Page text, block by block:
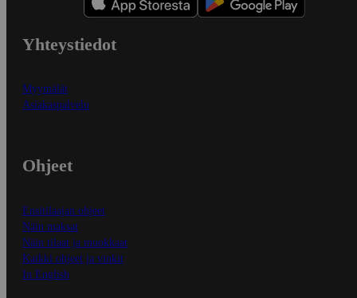
Yhteystiedot
Myymälät
Asiakaspalvelu
Ohjeet
Ensitilaajan ohjeet
Näin maksat
Näin tilaat ja muokkaat
Kaikki ohjeet ja vinkit
In English